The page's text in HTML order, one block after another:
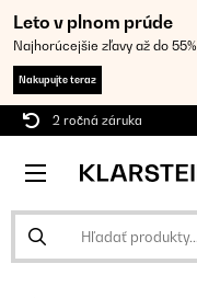
Leto v plnom prúde
Najhorúcejšie zľavy až do 55%
Nakupujte teraz
2 ročná záruka